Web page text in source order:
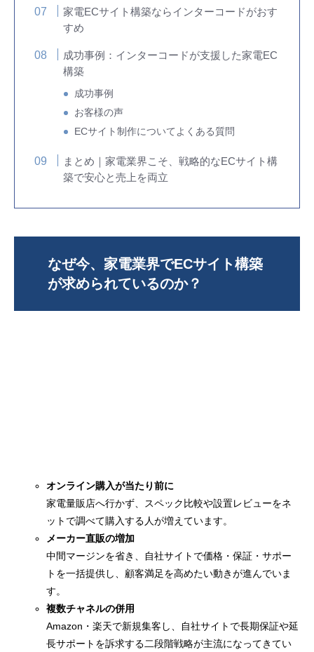
家電ECサイト構築ならインターコードがおす
すめ
成功事例：インターコードが支援した家電EC
構築
成功事例
お客様の声
ECサイト制作についてよくある質問
まとめ｜家電業界こそ、戦略的なECサイト構
築で安心と売上を両立
なぜ今、家電業界でECサイト構築
が求められているのか？
オンライン購入が当たり前に
家電量販店へ行かず、スペック比較や設置レビューをネ
ットで調べて購入する人が増えています。
メーカー直販の増加
中間マージンを省き、自社サイトで価格・保証・サポー
トを一括提供し、顧客満足を高めたい動きが進んでいま
す。
複数チャネルの併用
Amazon・楽天で新規集客し、自社サイトで長期保証や延
長サポートを訴求する二段階戦略が主流になってきてい